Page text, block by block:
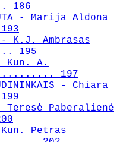
186
- Marija Aldona
- K.J. Ambrasas
195
- Kun. A.
197
- Chiara
- Teresė Paberalienė
Kun. Petras